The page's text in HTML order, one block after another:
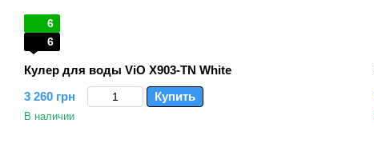
6
6
Кулер для воды ViO X903-TN White
3 260 грн
Купить
В наличии